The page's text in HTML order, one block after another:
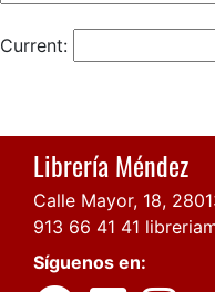
Current:
Librería Méndez
Calle Mayor, 18,
913 66 41 41
Síguenos en: